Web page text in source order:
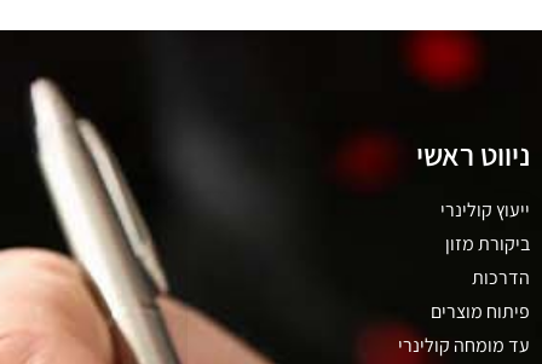
ניווט ראשי
ייעוץ קולינרי
ביקורת מזון
הדרכות
פיתוח מוצרים
עד מומחה קולינרי